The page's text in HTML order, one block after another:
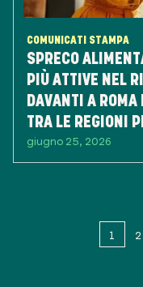
COMUNICATI STAMPA
SPRECO
PIÙ ATTIVE NEL
DAVANTI A
TRA LE REGIONI
giugno 25, 2026
1 2